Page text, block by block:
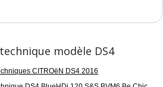
modèle DS4
CITROëN DS4 2016